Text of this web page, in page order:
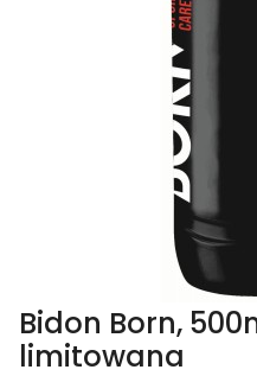
Bidon Born,
limitowana